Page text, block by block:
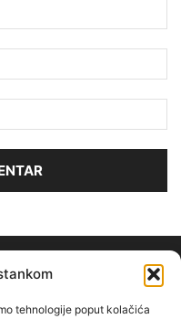
tehnologije poput kolačića